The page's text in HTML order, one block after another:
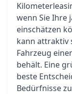
wenn Sie Ihre
einschätzen
kann attraktiv
Fahrzeug
behält. Eine
beste
Bedürfnisse